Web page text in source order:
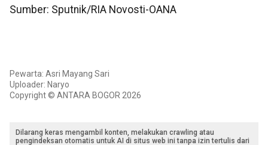
Sumber: Sputnik/RIA Novosti-OANA
Pewarta: Asri Mayang Sari
Uploader: Naryo
Copyright © ANTARA BOGOR 2026
Dilarang keras mengambil konten, melakukan crawling atau
pengindeksan otomatis untuk AI di situs web ini tanpa izin tertulis dari